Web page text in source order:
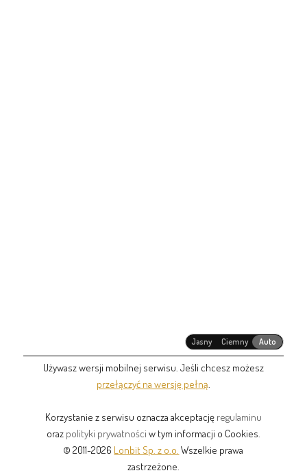
Jasny Ciemny Auto
Używasz wersji mobilnej serwisu. Jeśli chcesz możesz
przełączyć na wersję pełną
Korzystanie z serwisu oznacza akceptację regulaminu
oraz polityki prywatności w tym informacji o Cookies.
© 2011-2026 Lonbit Sp. z o.o. Wszelkie prawa
zastrzeżone.